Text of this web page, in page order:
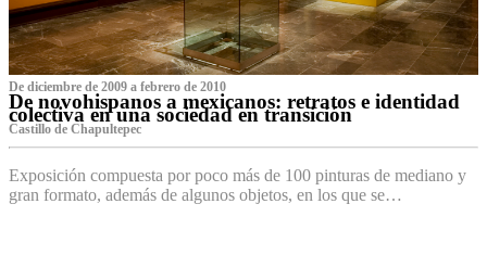
De diciembre de 2009 a febrero de 2010
De novohispanos a mexicanos: retratos e identidad
colectiva en una sociedad en transición
Castillo de Chapultepec
Exposición compuesta por poco más de 100 pinturas de mediano y
gran formato, además de algunos objetos, en los que se…